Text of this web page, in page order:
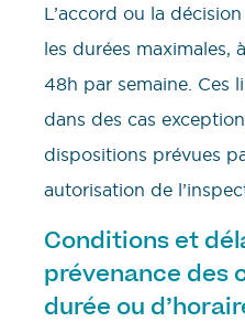
L’accord ou la
les durées maximales,
48h par semaine. Ces
dans des cas
dispositions prévues
autorisation de
Conditions et
prévenance des
durée ou